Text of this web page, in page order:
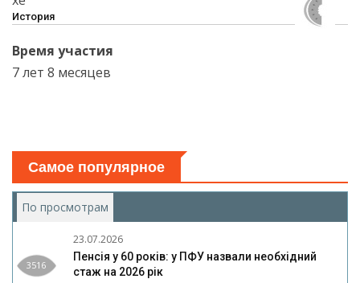
История
Время участия
7 лет 8 месяцев
Самое популярное
По просмотрам
3516
23.07.2026
Пенсія у 60 років: у ПФУ назвали необхідний
стаж на 2026 рік